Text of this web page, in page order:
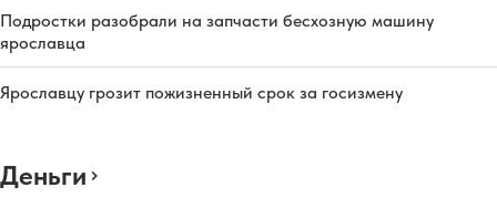
Подростки разобрали на запчасти бесхозную машину
ярославца
Ярославцу грозит пожизненный срок за госизмену
Деньги